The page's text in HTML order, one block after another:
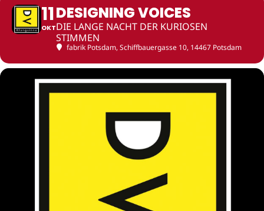
11
OKT
DESIGNING VOICES
DIE LANGE NACHT DER KURIOSEN
STIMMEN
fabrik Potsdam, Schiffbauergasse 10, 14467 Potsdam